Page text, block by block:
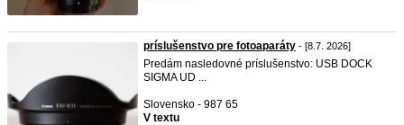
príslušenstvo pre fotoaparáty - [8.7. 2026]
Predám nasledovné príslušenstvo: USB DOCK
SIGMA UD ...
Slovensko - 987 65
V textu